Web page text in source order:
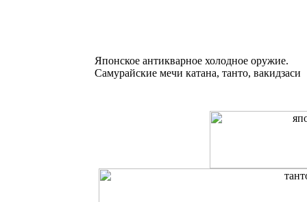
Японское антикварное холодное оружие.
Самурайские мечи катана, танто, вакидзаси